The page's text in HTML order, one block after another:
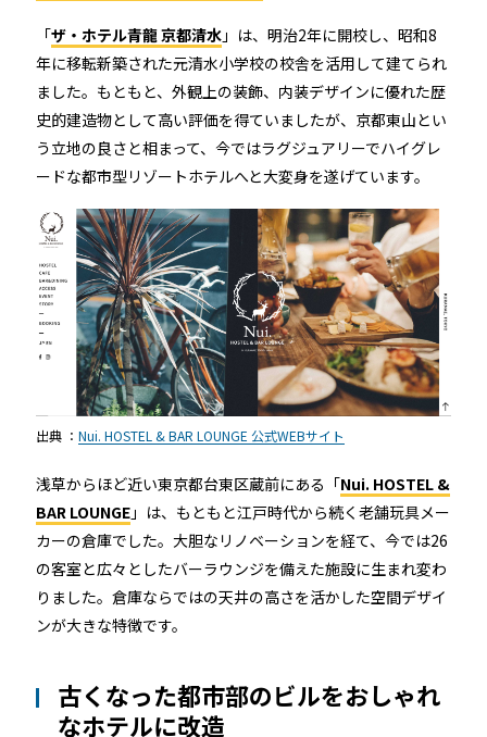
「ザ・ホテル青龍 京都清水」は、明治2年に開校し、昭和8
年に移転新築された元清水小学校の校舎を活用して建てられ
ました。もともと、外観上の装飾、内装デザインに優れた歴
史的建造物として高い評価を得ていましたが、京都東山とい
う立地の良さと相まって、今ではラグジュアリーでハイグレ
ードな都市型リゾートホテルへと大変身を遂げています。
出典 ： Nui. HOSTEL & BAR LOUNGE 公式WEBサイト
浅草からほど近い東京都台東区蔵前にある「Nui. HOSTEL &
BAR LOUNGE」は、もともと江戸時代から続く老舗玩具メー
カーの倉庫でした。大胆なリノベーションを経て、今では26
の客室と広々としたバーラウンジを備えた施設に生まれ変わ
りました。倉庫ならではの天井の高さを活かした空間デザイ
ンが大きな特徴です。
古くなった都市部のビルをおしゃれ
なホテルに改造
SADIOT ROOM
製品の比較
事例インタビュー
宿泊施設
店舗
オフィス
公共施設
運用イメージ
北海道
東北
関東
中部
近畿
中国
四国
九州
沖縄
施工会社様向け資料
RemoteLOCKアプリダウンロード